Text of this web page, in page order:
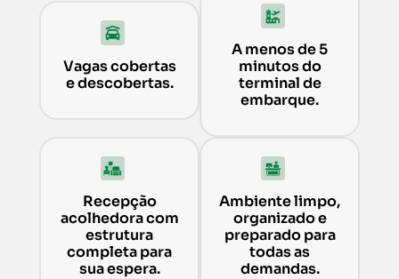
Vagas cobertas
e descobertas.
A menos de 5
minutos do
terminal de
embarque.
Recepção
acolhedora com
estrutura
completa para
sua espera.
Ambiente limpo,
organizado e
preparado para
todas as
demandas.